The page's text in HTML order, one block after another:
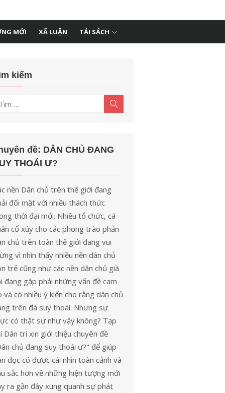
MỚI XÃ LUẬN TẢI SÁCH
kiếm
kiếm
đề: DÂN CHỦ ĐANG
THOÁI Ư?
nền Dân chủ trên thế giới đang
đối mặt với nhiều thách thức
thời đại mới. Nhiều tổ chức, cá
cổ xúy cho các phong trào phản
chủ trên toàn thế giới đang vui
vì nhìn thấy nhiều nền dân chủ
trẻ cũng như các nền dân chủ già
đang gặp phải những vấn đề cam
và có nhiều ý kiến cho rằng dân chủ
trên đà suy thoái. Nhưng sự
có thật sự như vậy không? Tạp
Dân trí xin giới thiệu chuyên đề
chủ đang suy thoái ư?" để giúp
đọc có được cái nhìn toàn cảnh và
sắc hơn về những hiện tượng mới
ra gần đây xung quanh sự phát